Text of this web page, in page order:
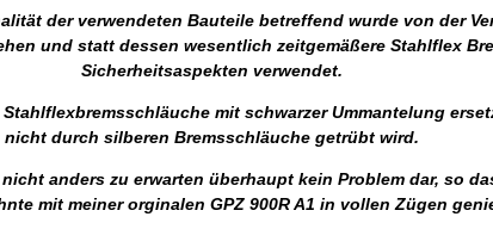
der verwendeten Bauteile betreffend wurde von der
und statt dessen wesentlich zeitgemäßere Stahlflex
Sicherheitsaspekten verwendet.
mit schwarzer Ummantelung
nicht durch silberen Bremsschläuche getrübt wird.
anders zu erwarten überhaupt kein Problem dar, so
mit meiner orginalen GPZ 900R A1 in vollen Zügen